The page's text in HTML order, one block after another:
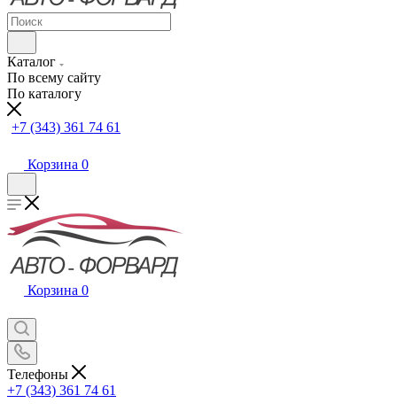
Каталог
По всему сайту
По каталогу
+7 (343) 361 74 61
Корзина 0
Корзина 0
Телефоны
+7 (343) 361 74 61